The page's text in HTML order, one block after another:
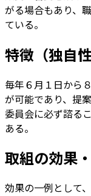
がる場合もあり、
ている。
特徴（独自
毎年６月１日から
が可能であり、提
委員会に必ず諮る
ある。
取組の効果
効果の一例として